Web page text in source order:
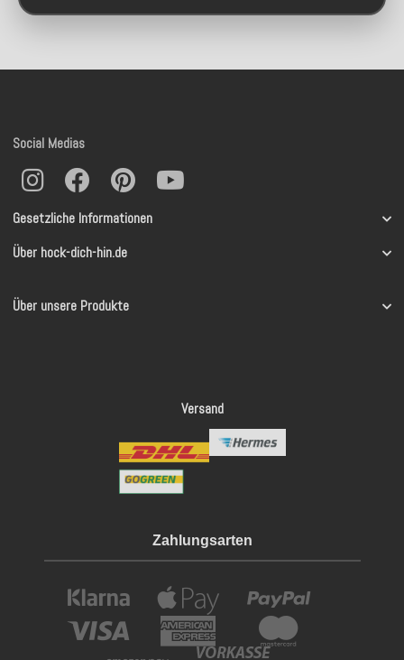
Gesetzliche Informationen
Über hock-dich-hin.de
Über unsere Produkte
Social Medias
Versand
Zahlungsarten